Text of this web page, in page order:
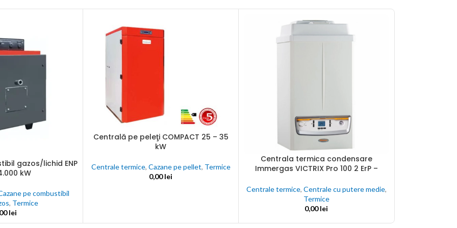
gazos/lichid ENP
kW
pe combustibil
, Termice
lei
ADAUGĂ ÎN COȘ
Centrală pe peleţi COMPACT 25 – 35
kW
Centrale termice, Cazane pe pellet, Termice
0,00lei
ADAUGĂ ÎN COȘ
Centrala termica condensare
Immergas VICTRIX Pro 100 2 ErP –
Centrale termice, Centrale cu putere medie,
Termice
0,00lei